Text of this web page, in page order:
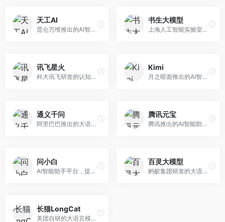
天工AI
昆仑万维推出的AI智能助手，集成搜索、对话、创作等多种能力。面向普通用户和内容创作者，支持联网搜索、文本生成、图像理解等功能，响应速度快，免费使用。
书生大模型
上海人工智能实验室研发的开源大模型系列，支持多尺度和多模态。面向研究机构和开发者，开源生态完善，学术研究背景深厚，适合科研和定制开发。
讯飞星火
科大讯飞研发的认知智能大模型，深度融合语音识别和自然语言处理技术。面向企业用户和教育领域，提供语音交互、文档处理、代码生成等服务，中文语音识别准确率高。
Kimi
月之暗面推出的AI智能助手，核心优势在于超长文本处理能力，支持20万字以上文档分析。面向学术研究者、职场人士和内容创作者，提供文档解读、PPT生成、联网搜索等综合服务。
通义千问
阿里巴巴推出的大语言模型平台，提供对话问答、文档处理、图像理解、代码编写等全方位AI服务。面向企业用户和个人开发者，集成阿里云生态，支持多模态交互，企业级安全保障。
腾讯元宝
腾讯推出的AI智能助手，整合微信生态和腾讯云服务。面向普通用户和企业客户，支持文档解析、图像理解、联网搜索等功能，与腾讯产品无缝衔接，办公协作便捷。
问小白
AI智能助手平台，提供知识问答、文本创作、文档处理等服务。面向普通用户和职场人士，操作简便，响应速度快，支持多场景应用。
百灵大模型
蚂蚁集团研发的大语言模型平台，专注于金融科技和企业服务。面向金融机构和企业客户，提供智能客服、风险分析、文档处理等服务，金融场景理解深入。
长猫LongCat
美团自研的大语言模型对话平台，专注于本地生活服务场景。面向美团生态用户，提供智能推荐、服务问答等功能，本地生活知识覆盖全面。